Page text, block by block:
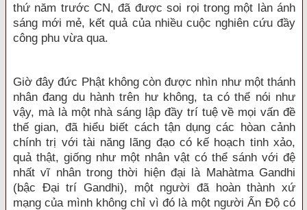
thứ năm trước CN, đã được soi rọi trong một làn ánh
sáng mới mẻ, kết quả của nhiều cuộc nghiên cứu đầy
công phu vừa qua.
Giờ đây đức Phật không còn được nhìn như một thánh
nhân đang du hành trên hư không, ta có thể nói như
vậy, mà là một nhà sáng lập đầy trí tuệ về mọi vấn đề
thế gian, đã hiểu biết cách tận dụng các hòan cảnh
chính trị với tài năng lãng đạo có kế hoạch tinh xảo,
quả thật, giống như một nhân vật có thể sánh với đệ
nhất vĩ nhân trong thời hiện đại là Mahàtma Gandhi
(bậc Ðại trí Gandhi), một người đã hoàn thành xứ
mạng của mình không chỉ vì đó là một người Ấn Ðộ có